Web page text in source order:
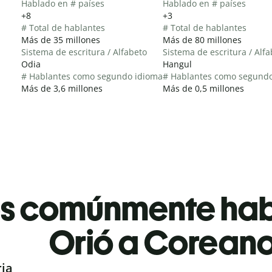
Hablado en # países
+8
# Total de hablantes
Más de 35 millones
Sistema de escritura / Alfabeto
Odia
# Hablantes como segundo idioma
Más de 3,6 millones
Hablado en # países
+3
# Total de hablantes
Más de 80 millones
Sistema de escritura /
Hangul
# Hablantes como
Más de 0,5 millones
comúnmente
Orió a